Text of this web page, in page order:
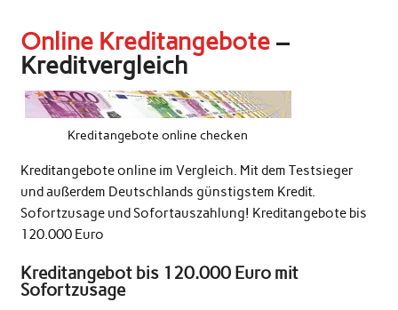
Online Kreditangebote–
Kreditvergleich
Kreditangebote online checken
Kreditangebote online im Vergleich. Mit dem Testsieger
und außerdem Deutschlands günstigstem Kredit.
Sofortzusage und Sofortauszahlung! Kreditangebote bis
120.000 Euro
Kreditangebot bis 120.000 Euro mit
Sofortzusage